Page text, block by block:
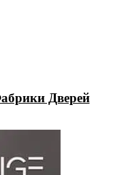
Дверей